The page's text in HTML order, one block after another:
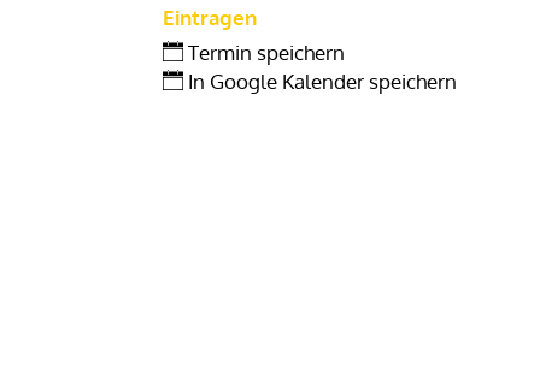
Eintragen
Termin speichern
In Google Kalender speichern